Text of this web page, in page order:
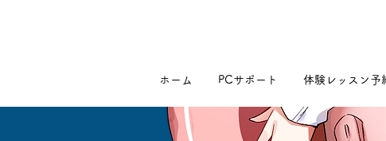
ホーム PCサポート 体験レッスン予